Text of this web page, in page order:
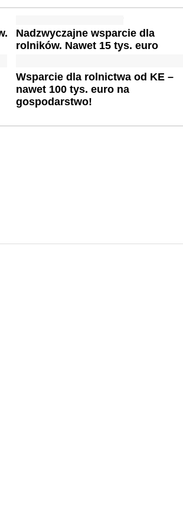
Nadzwyczajne wsparcie dla
rolników. Nawet 15 tys. euro
Wsparcie dla rolnictwa od KE –
nawet 100 tys. euro na
gospodarstwo!